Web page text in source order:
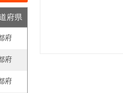
府県
府
府
府